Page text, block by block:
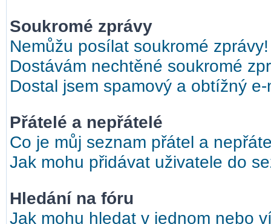
Soukromé zprávy
Nemůžu posílat soukromé zprávy!
Dostávám nechtěné soukromé
Dostal jsem spamový a obtížný
Přátelé a nepřátelé
Co je můj seznam přátel a
Jak mohu přidávat uživatele do
Hledání na fóru
Jak mohu hledat v jednom nebo